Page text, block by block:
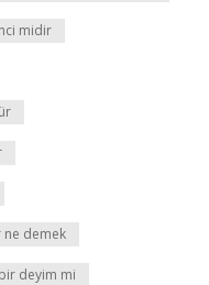
midir
ne demek
deyim mi